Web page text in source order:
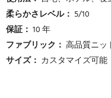
柔らかさレベル： 5/10
保証： 10 年
ファブリック： 高品質ニッ
サイズ： カスタマイズ可能